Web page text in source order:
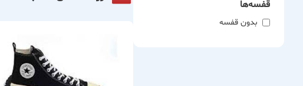
قفسه‌ها
بدون قفسه